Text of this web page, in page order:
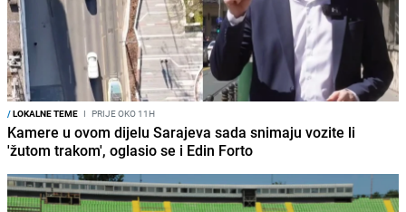
/LOKALNE TEME I PRIJE OKO 11H
Kamere u ovom dijelu Sarajeva sada snimaju vozite li
'žutom trakom', oglasio se i Edin Forto